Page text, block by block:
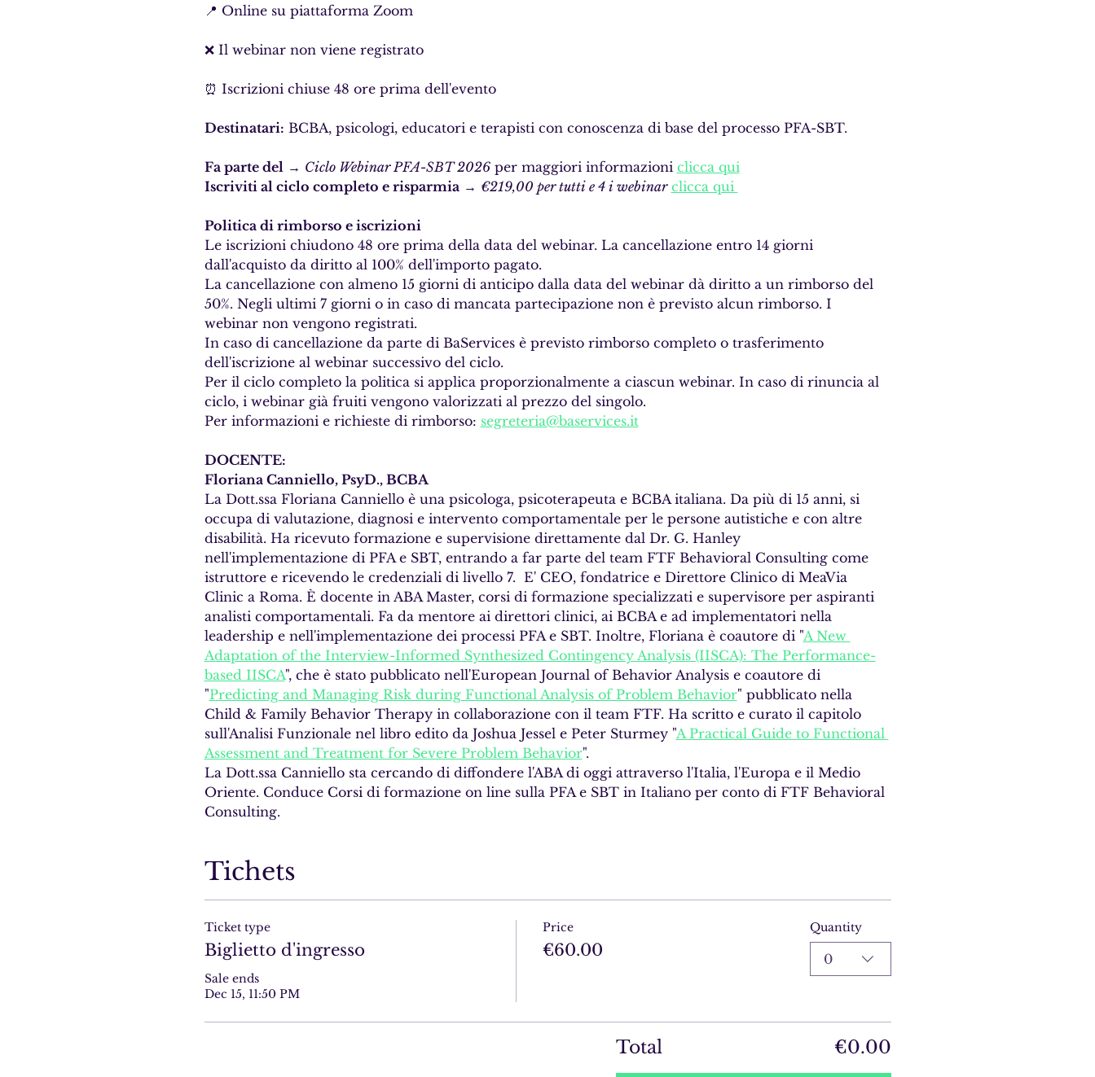
📍 Online su piattaforma Zoom
❌ Il webinar non viene registrato
⏰ Iscrizioni chiuse 48 ore prima dell'evento
Destinatari: BCBA, psicologi, educatori e terapisti con conoscenza di base del processo PFA-SBT.
Fa parte del → Ciclo Webinar PFA-SBT 2026 per maggiori informazioni clicca qui
Iscriviti al ciclo completo e risparmia → €219,00 per tutti e 4 i webinar clicca qui
Politica di rimborso e iscrizioni
Le iscrizioni chiudono 48 ore prima della data del webinar. La cancellazione entro 14 giorni
dall'acquisto da diritto al 100% dell'importo pagato.
La cancellazione con almeno 15 giorni di anticipo dalla data del webinar dà diritto a un rimborso del
50%. Negli ultimi 7 giorni o in caso di mancata partecipazione non è previsto alcun rimborso. I
webinar non vengono registrati.
In caso di cancellazione da parte di BaServices è previsto rimborso completo o trasferimento
dell'iscrizione al webinar successivo del ciclo.
Per il ciclo completo la politica si applica proporzionalmente a ciascun webinar. In caso di rinuncia al
ciclo, i webinar già fruiti vengono valorizzati al prezzo del singolo.
Per informazioni e richieste di rimborso: segreteria@baservices.it
DOCENTE:
Floriana Canniello, PsyD., BCBA
La Dott.ssa Floriana Canniello è una psicologa, psicoterapeuta e BCBA italiana. Da più di 15 anni, si
occupa di valutazione, diagnosi e intervento comportamentale per le persone autistiche e con altre
disabilità. Ha ricevuto formazione e supervisione direttamente dal Dr. G. Hanley
nell'implementazione di PFA e SBT, entrando a far parte del team FTF Behavioral Consulting come
istruttore e ricevendo le credenziali di livello 7.  E' CEO, fondatrice e Direttore Clinico di MeaVia
Clinic a Roma. È docente in ABA Master, corsi di formazione specializzati e supervisore per aspiranti
analisti comportamentali. Fa da mentore ai direttori clinici, ai BCBA e ad implementatori nella
leadership e nell'implementazione dei processi PFA e SBT. Inoltre, Floriana è coautore di "A New
Adaptation of the Interview-Informed Synthesized Contingency Analysis (IISCA): The Performance-
based IISCA", che è stato pubblicato nell'European Journal of Behavior Analysis e coautore di
"Predicting and Managing Risk during Functional Analysis of Problem Behavior" pubblicato nella
Child & Family Behavior Therapy in collaborazione con il team FTF. Ha scritto e curato il capitolo
sull'Analisi Funzionale nel libro edito da Joshua Jessel e Peter Sturmey "A Practical Guide to Functional
Assessment and Treatment for Severe Problem Behavior".
La Dott.ssa Canniello sta cercando di diffondere l'ABA di oggi attraverso l'Italia, l'Europa e il Medio
Oriente. Conduce Corsi di formazione on line sulla PFA e SBT in Italiano per conto di FTF Behavioral
Consulting.
Tichets
Ticket type
Biglietto d'ingresso
Sale ends
Dec 15, 11:50 PM
Price
€60.00
Quantity
0
Total €0.00